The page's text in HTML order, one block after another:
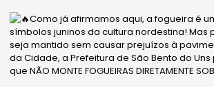
Como já afirmamos aqui, a fogueira é
símbolos juninos da cultura nordestina! Mas
seja mantido sem causar prejuízos à
da Cidade, a Prefeitura de São Bento do
que NÃO MONTE FOGUEIRAS DIRETAMENTE